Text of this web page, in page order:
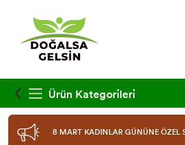
Ürün Kategorileri
8 MART KADINLAR GÜNÜNE ÖZEL